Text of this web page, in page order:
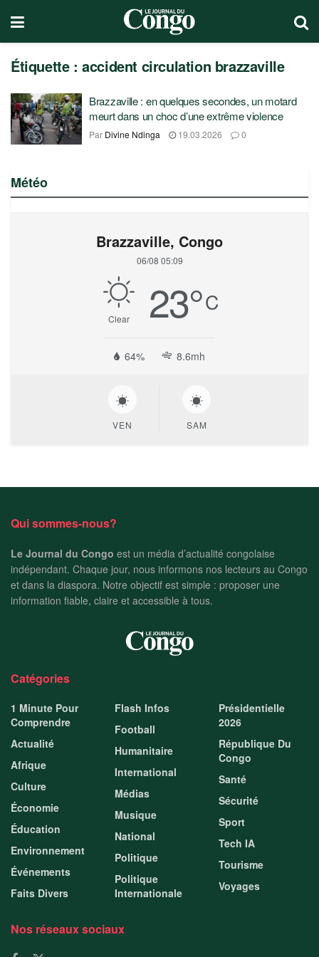
Étiquette :accident circulation brazzaville
Brazzaville : en quelques secondes, un motard
meurt dans un choc d’une extrême violence
Par Divine Ndinga 19.03.2026 0
Météo
Brazzaville, Congo
06/08 05:09
Clear 23°C
64% 8.6mh
VEN SAM
Qui sommes-nous?
Le Journal du Congo est un média d’actualité congolaise
indépendant. Chaque jour, nous informons nos lecteurs au Congo
et dans la diaspora. Notre objectif est simple : proposer une
information fiable, claire et accessible à tous.
Catégories
1 Minute Pour
Comprendre
Actualité
Afrique
Culture
Économie
Éducation
Environnement
Événements
Faits Divers
Flash Infos
Football
Humanitaire
International
Médias
Musique
National
Politique
Politique
Internationale
Présidentielle
2026
République Du
Congo
Santé
Sécurité
Sport
Tech IA
Tourisme
Voyages
Nos réseaux sociaux